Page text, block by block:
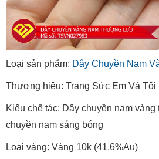
Loại sản phẩm: Dây Chuyền Nam
Thương hiệu: Trang Sức Em Và Tôi
Kiểu chế tác: Dây chuyền nam vàng
chuyền nam sáng bóng
Loại vàng: Vàng 10k (41.6%Au)